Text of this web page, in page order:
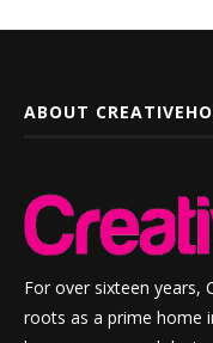
ABOUT
For over sixteen years,
roots as a prime home